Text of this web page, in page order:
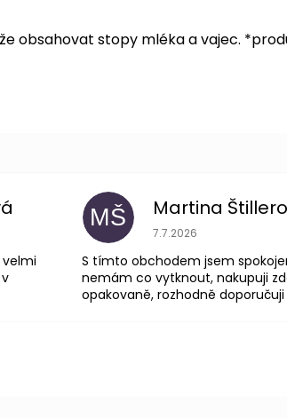
obsahovat stopy mléka a vajec.
5 z 5 hvězdiček.
MŠ Martina
Hodnocení obchodu
7.7.2026
S tímto obchodem jsem
nemám co vytknout, nakupuji
opakovaně, rozhodně doporučuji